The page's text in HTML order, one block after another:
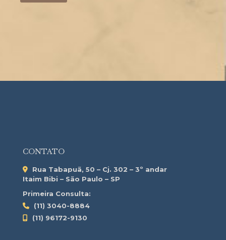
CONTATO
Rua Tabapuã, 50 – Cj. 302 – 3º andar
Itaim Bibi – São Paulo – SP
Primeira Consulta:
(11) 3040-8884
(11) 96172-9130